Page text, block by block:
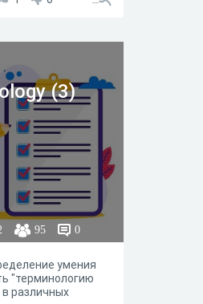
(3)
95 0
умения
"терминологию
различных